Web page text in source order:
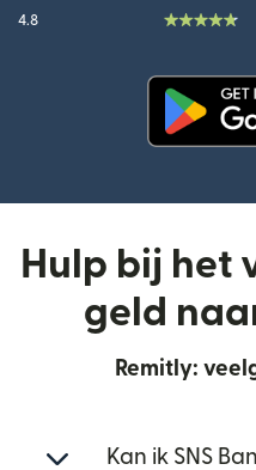
4.8
Hulp bij het
geld
Remitly:
Kan ik SNS